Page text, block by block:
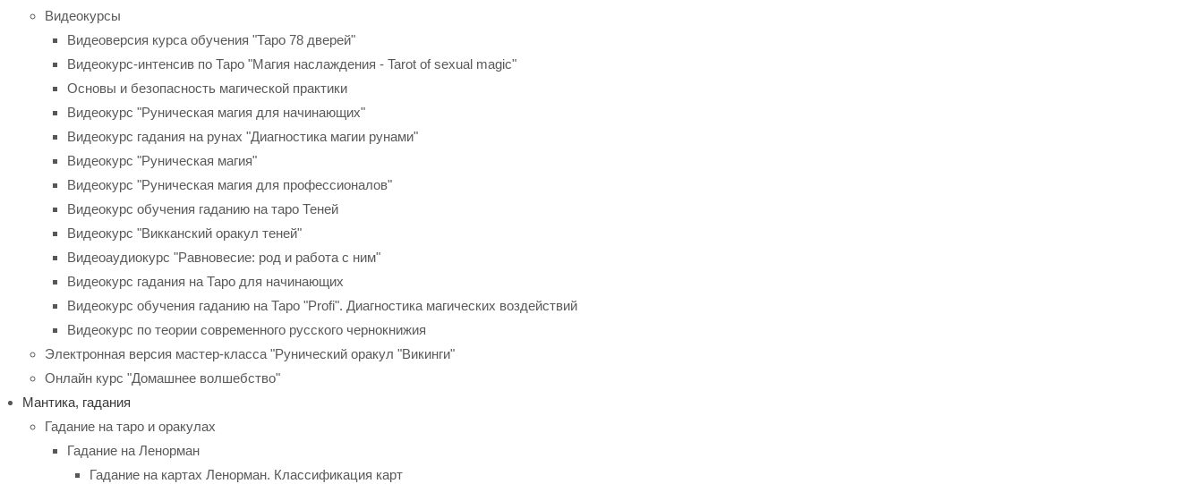
Видеокурсы
Видеоверсия курса обучения "Таро 78 дверей"
Видеокурс-интенсив по Таро "Магия наслаждения - Tarot of sexual magic"
Основы и безопасность магической практики
Видеокурс "Руническая магия для начинающих"
Видеокурс гадания на рунах "Диагностика магии рунами"
Видеокурс "Руническая магия"
Видеокурс "Руническая магия для профессионалов"
Видеокурс обучения гаданию на таро Теней
Видеокурс "Викканский оракул теней"
Видеоаудиокурс "Равновесие: род и работа с ним"
Видеокурс гадания на Таро для начинающих
Видеокурс обучения гаданию на Таро "Profi". Диагностика магических воздействий
Видеокурс по теории современного русского чернокнижия
Электронная версия мастер-класса "Рунический оракул "Викинги"
Онлайн курс "Домашнее волшебство"
Мантика, гадания
Гадание на таро и оракулах
Гадание на Ленорман
Гадание на картах Ленорман. Классификация карт